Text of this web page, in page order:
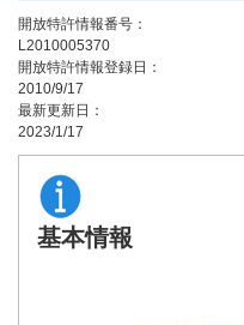
開放特許情報番号：
L2010005370
開放特許情報登録日：
2010/9/17
最新更新日：
2023/1/17
基本情報